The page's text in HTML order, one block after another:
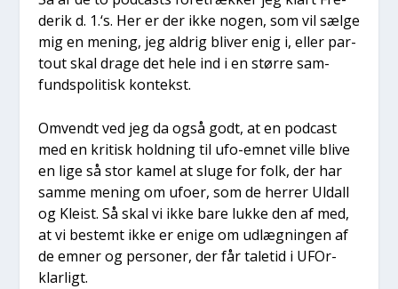
de­rik d. 1.‘s. Her er der ikke nogen, som vil sæl­ge
mig en mening, jeg aldrig bli­ver enig i, eller par­
tout skal dra­ge det hele ind i en stør­re sam­
fund­spo­li­tisk kon­tekst.
Omvendt ved jeg da også godt, at en podcast
med en kri­tisk hold­ning til ufo-emnet vil­le bli­ve
en lige så stor kamel at slu­ge for folk, der har
sam­me mening om ufo­er, som de her­rer Uldall
og Klei­st. Så skal vi ikke bare luk­ke den af med,
at vi bestemt ikke er eni­ge om udlæg­nin­gen af
de emner og per­so­ner, der får tale­tid i UFOr­
klar­ligt.